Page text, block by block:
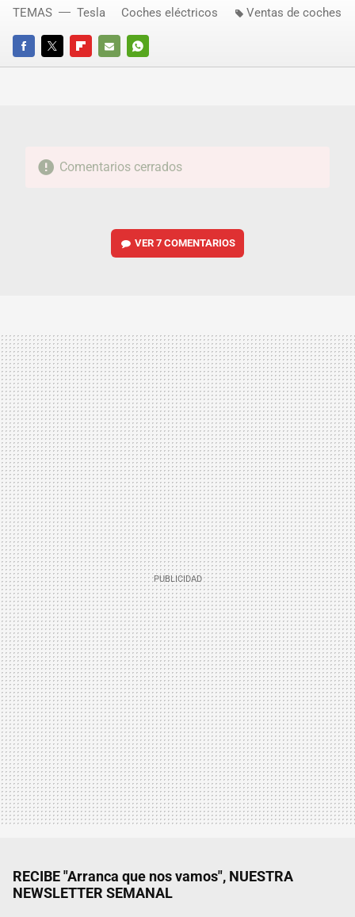
FACEBOOKTWITTERFLIPBOARD
E-
WHATSAPP
TEMAS Tesla Coches eléctricos Ventas de coches
Comentarios cerrados
VER7 COMENTARIOS
RECIBE "Arranca que nos vamos", NUESTRA
NEWSLETTER SEMANAL